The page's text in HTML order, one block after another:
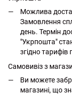
Можлива
Замовлення
день. Термін
"Укрпошта"
згідно тарифів
Самовивіз з
Ви можете
магазині, що